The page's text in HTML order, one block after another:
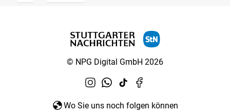
© NPG Digital GmbH 2026
Wo Sie uns noch folgen können